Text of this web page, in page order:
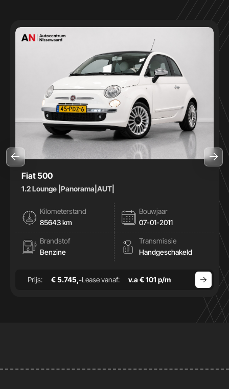
Fiat 500
1.2 Lounge |Panorama|AUT|
Kilometerstand
85643 km
Bouwjaar
07-01-2011
Brandstof
Benzine
Transmissie
Handgeschakeld
Prijs: € 5.745,-Lease vanaf: v.a € 101 p/m